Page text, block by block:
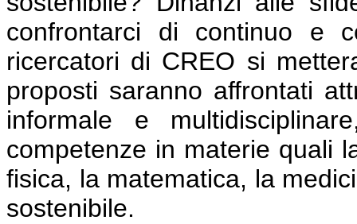
confrontarci di continuo e
ricercatori di CREO si
proposti saranno affrontati
informale e
competenze in materie quali
fisica, la matematica, la
sostenibile.